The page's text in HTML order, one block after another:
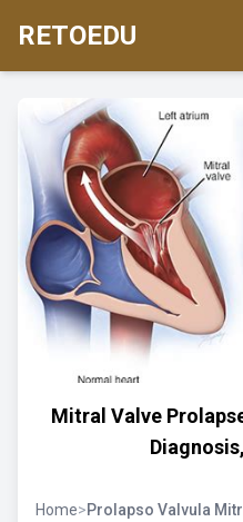
RETOEDU
Mitral Valve
Home>Prolapso Valvula